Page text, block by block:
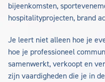
bijeenkomsten,
hospitalityprojecten, brand
Je leert niet alleen hoe je
hoe je professioneel
samenwerkt, verkoopt en
zijn vaardigheden die je in